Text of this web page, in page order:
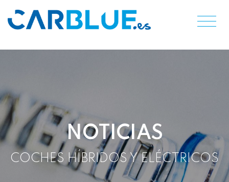
NOTICIAS
COCHES HÍBRIDOS Y ELÉCTRICOS